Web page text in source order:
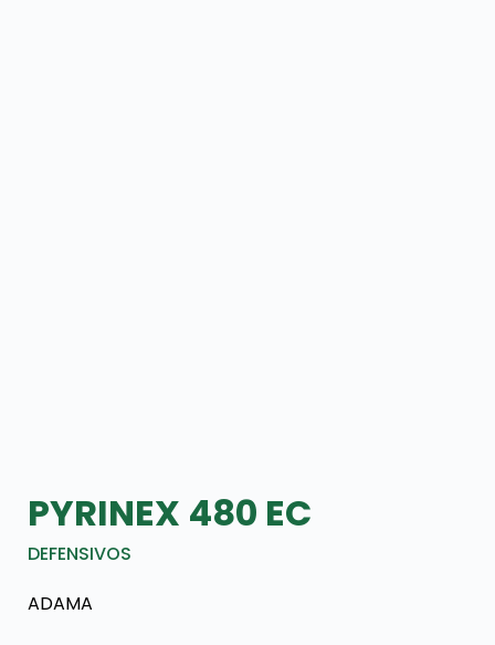
PYRINEX 480 EC
DEFENSIVOS
ADAMA